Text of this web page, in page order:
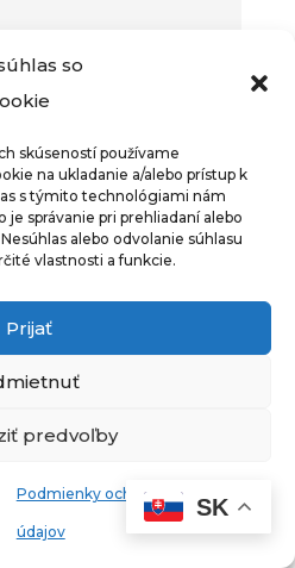
so
skúseností používame
na ukladanie a/alebo prístup k
s týmito technológiami nám
je správanie pri prehliadaní alebo
alebo odvolanie súhlasu
vlastnosti a funkcie.
Prijať
predvoľby
Podmienky ochrany osobných
údajov
investície a
prostředí, je
cítiť, že je
SK